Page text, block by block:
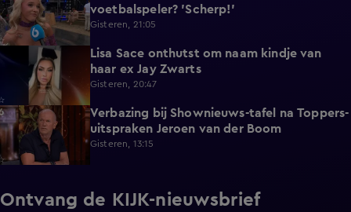
voetbalspeler? 'Scherp!'
Gisteren, 21:05
0:14
Lisa Sace onthutst om naam kindje van
haar ex Jay Zwarts
Gisteren, 20:47
1:36
Verbazing bij Shownieuws-tafel na Toppers-
uitspraken Jeroen van der Boom
Gisteren, 13:15
Ontvang de KIJK-nieuwsbrief